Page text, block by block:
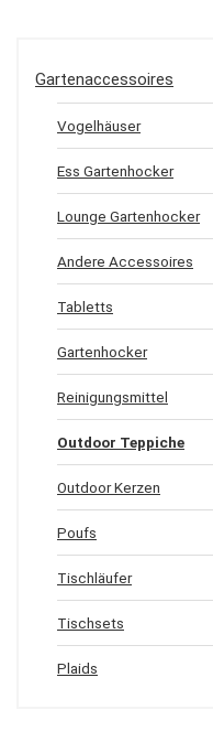
Gartenaccessoires
Vogelhäuser
Ess Gartenhocker
Lounge Gartenhocker
Andere Accessoires
Tabletts
Gartenhocker
Reinigungsmittel
Outdoor Teppiche
Outdoor Kerzen
Poufs
Tischläufer
Tischsets
Plaids